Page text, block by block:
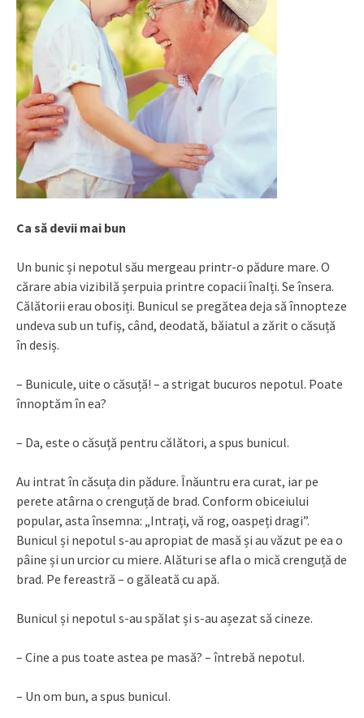
Ca să devii mai bun
Un bunic și nepotul său mergeau printr-o pădure mare. O
cărare abia vizibilă șerpuia printre copacii înalți. Se însera.
Călătorii erau obosiți. Bunicul se pregătea deja să înnopteze
undeva sub un tufiș, când, deodată, băiatul a zărit o căsuță
în desiș.
– Bunicule, uite o căsuță! – a strigat bucuros nepotul. Poate
înnoptăm în ea?
– Da, este o căsuță pentru călători, a spus bunicul.
Au intrat în căsuța din pădure. Înăuntru era curat, iar pe
perete atârna o crenguță de brad. Conform obiceiului
popular, asta însemna: „Intrați, vă rog, oaspeți dragi”.
Bunicul și nepotul s-au apropiat de masă și au văzut pe ea o
pâine și un urcior cu miere. Alături se afla o mică crenguță de
brad. Pe fereastră – o găleată cu apă.
Bunicul și nepotul s-au spălat și s-au așezat să cineze.
– Cine a pus toate astea pe masă? – întrebă nepotul.
– Un om bun, a spus bunicul.